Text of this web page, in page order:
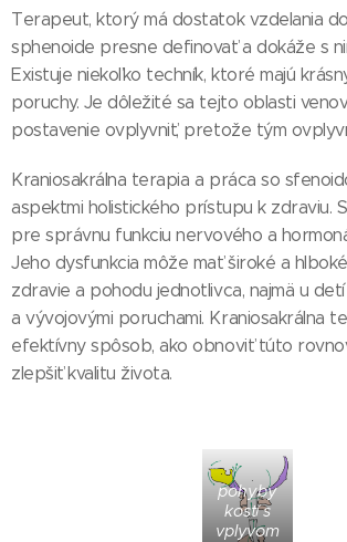
Terapeut, ktorý má dostatok vzdelania
sphenoide presne definovať a dokáže s
Existuje niekoľko techník, ktoré majú
poruchy. Je dôležité sa tejto oblasti
postavenie ovplyvniť, pretože tým
Kraniosakrálna terapia a práca so
aspektmi holistického prístupu k zdraviu.
pre správnu funkciu nervového a
Jeho dysfunkcia môže mať široké a
zdravie a pohodu jednotlivca, najmä u
a vývojovými poruchami. Kraniosakrálna
efektívny spôsob, ako obnoviť túto
zlepšiť kvalitu života.
pohyby
kostí s
vplyvom